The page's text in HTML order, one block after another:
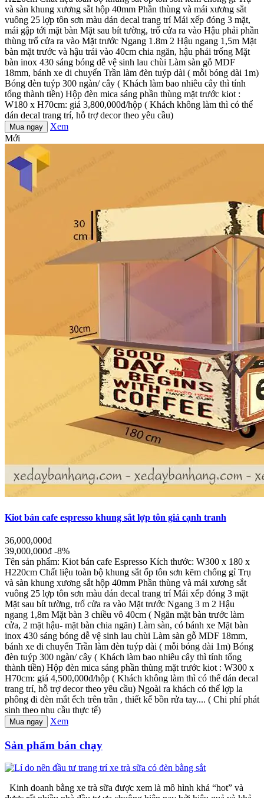
và sàn khung xương sắt hộp 40mm Phần thùng và mái xương sắt
vuông 25 lợp tôn sơn màu dán decal trang trí Mái xếp đóng 3 mặt,
mái gập tới mặt bàn Mặt sau bít tường, trổ cửa ra vào Hậu phải phần
thùng trổ cửa ra vào Mặt trước Ngang 1.8m 2 Hậu ngang 1,5m Mặt
bàn mặt trước và hậu trái vào 40cm chia ngăn, hậu phải trống Mặt
bàn inox 430 sáng bóng dễ vệ sinh lau chùi Làm sàn gỗ MDF
18mm, bánh xe di chuyển Trần làm đèn tuýp dài ( mỗi bóng dài 1m)
Bóng đèn tuýp 300 ngàn/ cây ( Khách làm bao nhiêu cây thì tính
tổng thành tiền) Hộp đèn mica sáng phần thùng mặt trước kiot :
W180 x H70cm: giá 3,800,000đ/hộp ( Khách không làm thì có thể
dán decal trang trí, hỗ trợ decor theo yêu cầu)
Mua ngay
Xem
Mới
Kiot bán cafe espresso khung sắt lợp tôn giá cạnh tranh
36,000,000đ
39,000,000đ -8%
Tên sản phẩm: Kiot bán cafe Espresso Kích thước: W300 x 180 x
H220cm Chất liệu toàn bộ khung sắt ốp tôn sơn kẽm chống gỉ Trụ
và sàn khung xương sắt hộp 40mm Phần thùng và mái xương sắt
vuông 25 lợp tôn sơn màu dán decal trang trí Mái xếp đóng 3 mặt
Mặt sau bít tường, trổ cửa ra vào Mặt trước Ngang 3 m 2 Hậu
ngang 1,8m Mặt bàn 3 chiều vô 40cm ( Ngăn mặt bàn trước làm
cửa, 2 mặt hậu- mặt bàn chia ngăn) Làm sàn, có bánh xe Mặt bàn
inox 430 sáng bóng dễ vệ sinh lau chùi Làm sàn gỗ MDF 18mm,
bánh xe di chuyển Trần làm đèn tuýp dài ( mỗi bóng dài 1m) Bóng
đèn tuýp 300 ngàn/ cây ( Khách làm bao nhiêu cây thì tính tổng
thành tiền) Hộp đèn mica sáng phần thùng mặt trước kiot : W300 x
H70cm: giá 4,500,000đ/hộp ( Khách không làm thì có thể dán decal
trang trí, hỗ trợ decor theo yêu cầu) Ngoài ra khách có thể lợp la
phông đi đèn mắt ếch trên trần , thiết kế bồn rửa tay.... ( Chi phí phát
sinh theo nhu cầu thực tế)
Mua ngay Xem
Sản phẩm bán chạy
Kinh doanh bằng xe trà sữa được xem là mô hình khá “hot” và